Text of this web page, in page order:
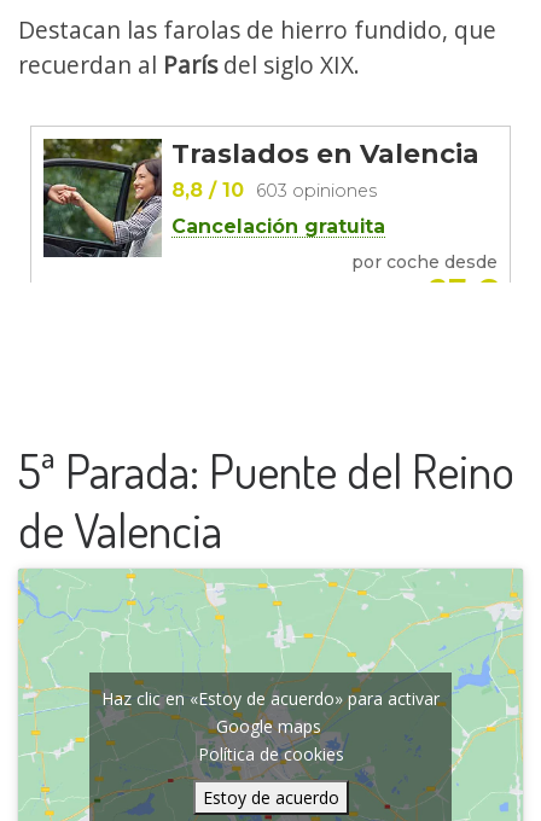
Destacan las farolas de hierro fundido, que
recuerdan al Parísdel siglo XIX.
5ª Parada: Puente del Reino
de Valencia
Haz clic en «Estoy de acuerdo» para activar
Google maps
Política de cookies
Estoy de acuerdo